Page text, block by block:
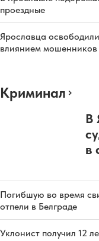
проездные
Ярославца
влиянием мошенников
Криминал
В
в
Погибшую во время
отпели в Белграде
Уклонист получил 12